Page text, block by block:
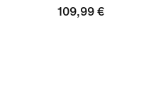
109,99
109,99 €